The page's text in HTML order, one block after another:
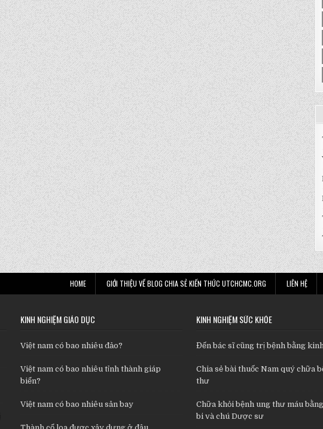
HOME GIỚI THIỆU VỀ BLOG CHIA SẺ KIẾN THỨC UTCHCMC.ORG LIÊN HỆ
KINH NGHIỆM GIÁO DỤC
Việt nam có bao nhiêu đảo?
Việt nam có bao nhiêu tỉnh thành giáp
biển?
Việt nam có bao nhiêu sân bay
KINH NGHIỆM SỨC KHỎE
Đến bác sĩ cũng trị bệnh bằng
Chia sẻ bài thuốc Nam quý chữa
thư
Chữa khỏi bệnh ung thư máu
bi và chú Dược sư